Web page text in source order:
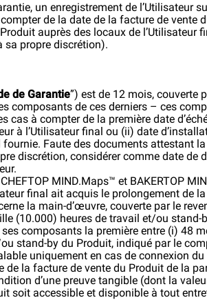
un enregistrement de l’Utilisateur
de la date de la facture de vente
auprès des locaux de
sa propre discrétion).
de Garantie”) est de 12 mois, couverte
composants de ces derniers – ces
cas à compter de la première date
à l’Utilisateur final ou (ii) date
Faute des documents attestant
discrétion, considérer comme date
MIND.Maps™ et BAKERTOP
final ait acquis le prolongement de
la main-d’œuvre, couverte par le
(10.000) heures de travail et/ou
composants la première entre (i) 48
stand-by du Produit, indiqué par le
uniquement en cas de connexion
la facture de vente du Produit de la
d’une preuve tangible (dont la
soit accessible et disponible à tout